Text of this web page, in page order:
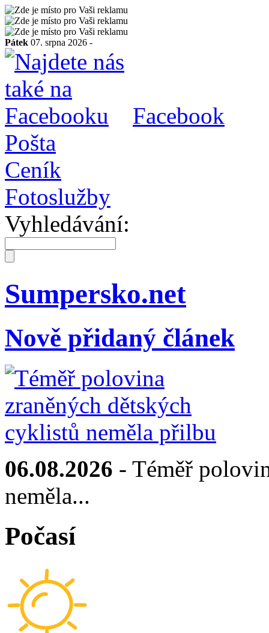
Pátek 07. srpna 2026 -
Facebook
Pošta
Ceník
Fotoslužby
Vyhledávání:
Sumpersko.net
Nově přidaný článek
06.08.2026 - Téměř
neměla...
Počasí